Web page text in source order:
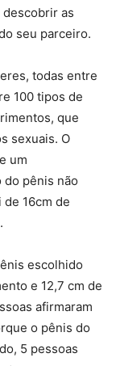
descobrir as
seu parceiro.
todas entre
100 tipos de
que
sexuais. O
um
do pênis não
16cm de
escolhido
e 12,7 cm de
afirmaram
o pênis do
5 pessoas